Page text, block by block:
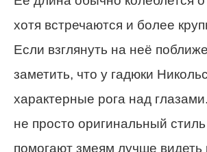
хотя встречаются и более
Если взглянуть на неё
заметить, что у гадюки
характерные рога над
не просто оригинальный
помогают змеям лучше видеть